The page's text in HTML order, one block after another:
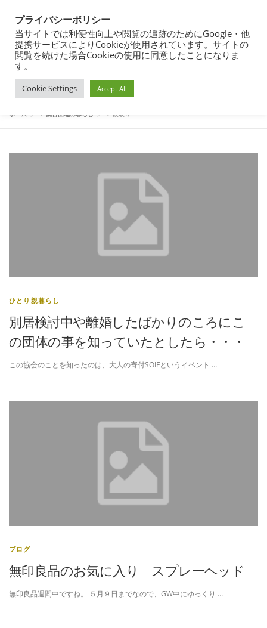
都営住宅・団地暮らしブログ
東京都内の昭和40年代築の団地で暮らす
団地暮らし
タグ:
ホーム > 築古団地の暮らし > 段取り
ひとり親暮らし
別居検討中や離婚したばかりのころにこ
の団体の事を知っていたとしたら・・・
この協会のことを知ったのは、大人の寄付SOIFというイベント …
ブログ
無印良品のお気に入り スプレーヘッド
無印良品週間中ですね。 ５月９日までなので、GW中にゆっくり …
プライバシーポリシー
当サイトでは利便性向上や閲覧の追跡のためにGoogle・他
提携サービスによりCookieが使用されています。サイトの
閲覧を続けた場合Cookieの使用に同意したことになりま
す。
Cookie Settings Accept All